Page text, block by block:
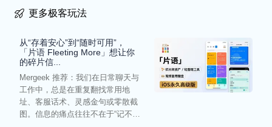
更多极客玩法
从“存着安心”到“随时可用”，
「片语 Fleeting More」想让你
的碎片信...
Mergeek 推荐：我们在日常聊天与
工作中，总是在重复翻找常用地
址、客服话术、灵感金句或零散截
图。信息的痛点往往不在于“记不